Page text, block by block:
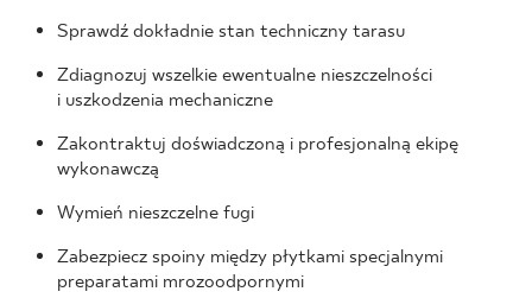
Sprawdź dokładnie stan techniczny tarasu
Zdiagnozuj wszelkie ewentualne nieszczelności
i uszkodzenia mechaniczne
Zakontraktuj doświadczoną i profesjonalną ekipę
wykonawczą
Wymień nieszczelne fugi
Zabezpiecz spoiny między płytkami specjalnymi
preparatami mrozoodpornymi